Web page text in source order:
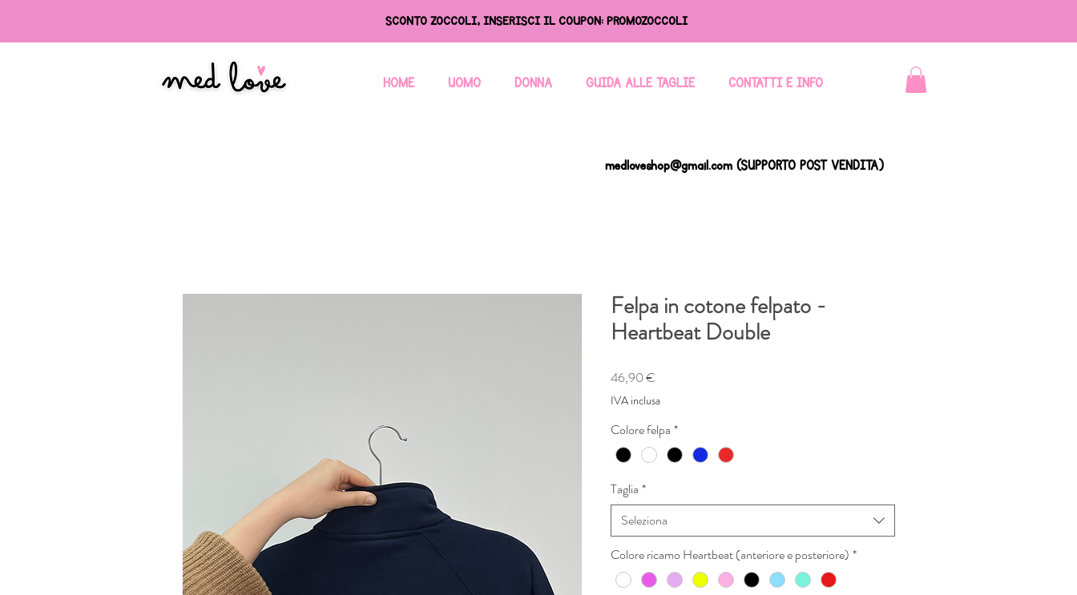
SCONTO ZOCCOLI, INSERISCI IL COUPON: PROMOZOCCOLI
HOME UOMO DONNA GUIDA ALLE TAGLIE CONTATTI E INFO
medloveshop@gmail.com(SUPPORTO POST VENDITA)
Felpa in cotone felpato -
Heartbeat Double
46,90 €
IVA inclusa
Colore felpa *
Taglia *
Seleziona
Colore ricamo Heartbeat (anteriore e posteriore) *